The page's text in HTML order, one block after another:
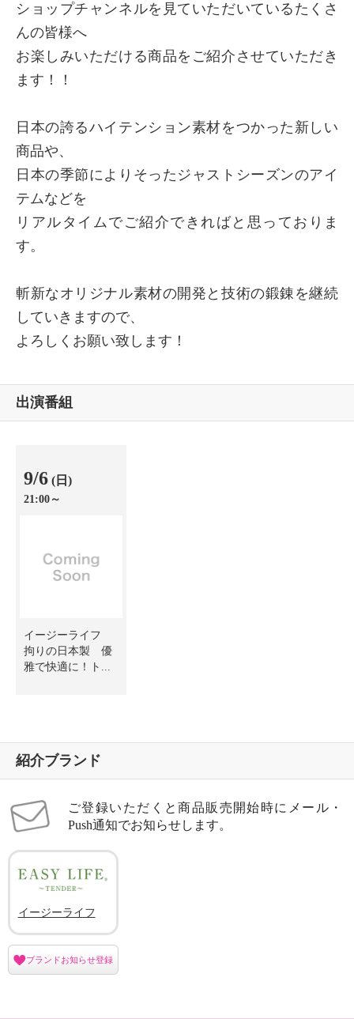
ショップチャンネルを見ていただいているたくさ
んの皆様へ
お楽しみいただける商品をご紹介させていただき
ます！！
日本の誇るハイテンション素材をつかった新しい
商品や、
日本の季節によりそったジャストシーズンのアイ
テムなどを
リアルタイムでご紹介できればと思っておりま
す。
斬新なオリジナル素材の開発と技術の鍛錬を継続
していきますので、
よろしくお願い致します！
出演番組
9/6 (日)
21:00～
イージーライフ
拘りの日本製 優
雅で快適に！ト...
紹介ブランド
ご登録いただくと商品販売開始時にメール・
Push通知でお知らせします。
イージーライフ
ブランドお知らせ登録